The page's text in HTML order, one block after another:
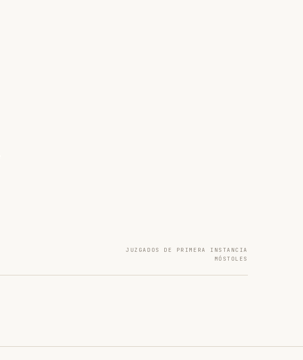
JUZGADOS DE PRIMERA INSTANCIA
MÓSTOLES